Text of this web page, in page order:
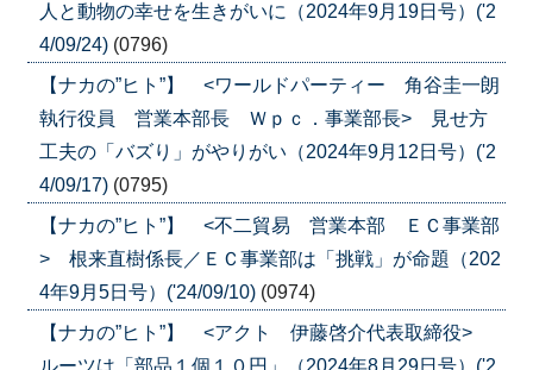
人と動物の幸せを生きがいに（2024年9月19日号）('2
4/09/24) (0796)
【ナカの”ヒト”】 <ワールドパーティー 角谷圭一朗
執行役員 営業本部長 Ｗｐｃ．事業部長> 見せ方
工夫の「バズり」がやりがい（2024年9月12日号）('2
4/09/17) (0795)
【ナカの”ヒト”】 <不二貿易 営業本部 ＥＣ事業部
> 根来直樹係長／ＥＣ事業部は「挑戦」が命題（202
4年9月5日号）('24/09/10) (0974)
【ナカの”ヒト”】 <アクト 伊藤啓介代表取締役>